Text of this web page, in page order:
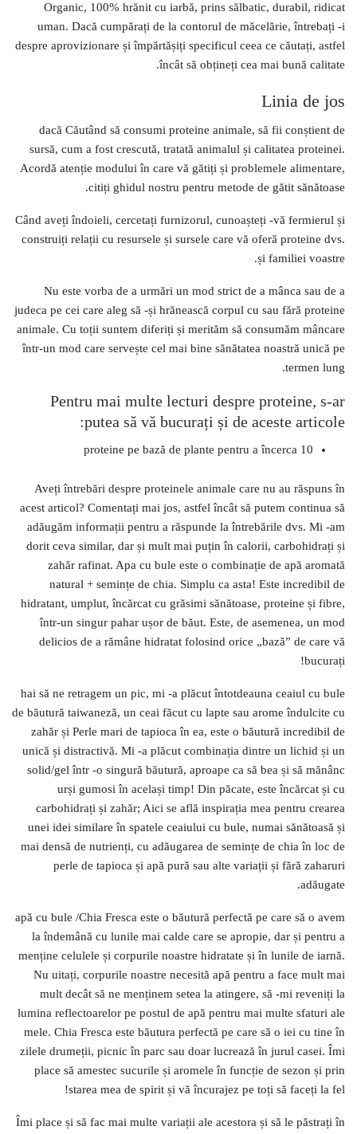
Organic, 100% hrănit cu iarbă, prins sălbatic, durabil, ridicat
uman. Dacă cumpărați de la contorul de măcelărie, întrebați -i
despre aprovizionare și împărtășiți specificul ceea ce căutați, astfel
încât să obțineți cea mai bună calitate.
Linia de jos
dacă Căutând să consumi proteine ​​animale, să fii conștient de
sursă, cum a fost crescută, tratată animalul și calitatea proteinei.
Acordă atenție modului în care vă gătiți și problemele alimentare,
citiți ghidul nostru pentru metode de gătit sănătoase.
Când aveți îndoieli, cercetați furnizorul, cunoașteți -vă fermierul și
construiți relații cu resursele și sursele care vă oferă proteine ​​dvs.
și familiei voastre.
Nu este vorba de a urmări un mod strict de a mânca sau de a
judeca pe cei care aleg să -și hrănească corpul cu sau fără proteine
​​animale. Cu toții suntem diferiți și merităm să consumăm mâncare
într-un mod care servește cel mai bine sănătatea noastră unică pe
termen lung.
Pentru mai multe lecturi despre proteine, s-ar
putea să vă bucurați și de aceste articole:
10 proteine ​​pe bază de plante pentru a încerca
Aveți întrebări despre proteinele animale care nu au răspuns în
acest articol? Comentați mai jos, astfel încât să putem continua să
adăugăm informații pentru a răspunde la întrebările dvs. Mi -am
dorit ceva similar, dar și mult mai puțin în calorii, carbohidrați și
zahăr rafinat. Apa cu bule este o combinație de apă aromată
natural + semințe de chia. Simplu ca asta! Este incredibil de
hidratant, umplut, încărcat cu grăsimi sănătoase, proteine ​​și fibre,
într-un singur pahar ușor de băut. Este, de asemenea, un mod
delicios de a rămâne hidratat folosind orice „bază” de care vă
bucurați!
hai să ne retragem un pic, mi -a plăcut întotdeauna ceaiul cu bule
de băutură taiwaneză, un ceai făcut cu lapte sau arome îndulcite cu
zahăr și Perle mari de tapioca în ea, este o băutură incredibil de
unică și distractivă. Mi -a plăcut combinația dintre un lichid și un
solid/gel într -o singură băutură, aproape ca să bea și să mănânc
urși gumosi în același timp! Din păcate, este încărcat și cu
carbohidrați și zahăr; Aici se află inspirația mea pentru crearea
unei idei similare în spatele ceaiului cu bule, numai sănătoasă și
mai densă de nutrienți, cu adăugarea de semințe de chia în loc de
perle de tapioca și apă pură sau alte variații și fără zaharuri
adăugate.
apă cu bule /Chia Fresca este o băutură perfectă pe care să o avem
la îndemână cu lunile mai calde care se apropie, dar și pentru a
menține celulele și corpurile noastre hidratate și în lunile de iarnă.
Nu uitați, corpurile noastre necesită apă pentru a face mult mai
mult decât să ne menținem setea la atingere, să -mi reveniți la
lumina reflectoarelor pe postul de apă pentru mai multe sfaturi ale
mele. Chia Fresca este băutura perfectă pe care să o iei cu tine în
zilele drumeții, picnic în parc sau doar lucrează în jurul casei. Îmi
place să amestec sucurile și aromele în funcție de sezon și prin
starea mea de spirit și vă încurajez pe toți să faceți la fel!
Îmi place și să fac mai multe variații ale acestora și să le păstrați în